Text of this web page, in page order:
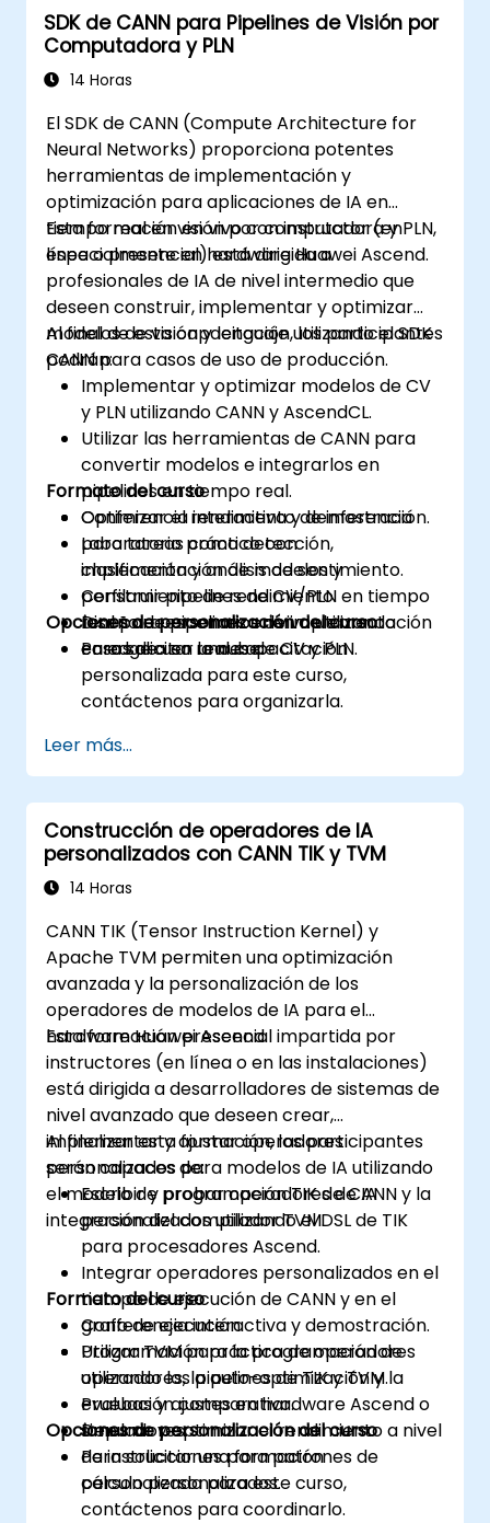
SDK de CANN para Pipelines de Visión por
Computadora y PLN
14 Horas
El SDK de CANN (Compute Architecture for
Neural Networks) proporciona potentes
herramientas de implementación y
optimización para aplicaciones de IA en
tiempo real en visión por computadora y PLN,
especialmente en hardware Huawei Ascend.
Esta formación en vivo con instructor (en
línea o presencial) está dirigida a
profesionales de IA de nivel intermedio que
deseen construir, implementar y optimizar
modelos de visión y lenguaje utilizando el SDK
CANN para casos de uso de producción.
Al final de esta capacitación, los participantes
podrán:
Implementar y optimizar modelos de CV
y PLN utilizando CANN y AscendCL.
Utilizar las herramientas de CANN para
convertir modelos e integrarlos en
pipelines en tiempo real.
Optimizar el rendimiento de inferencia
para tareas como detección,
clasificación y análisis de sentimiento.
Construir pipelines de CV/PLN en tiempo
real para escenarios de implementación
en edge o en la nube.
Formato del curso
Conferencia interactiva y demostración.
Laboratorio práctico con
implementación de modelos y
perfilamiento de rendimiento.
Diseño de pipelines en vivo utilizando
casos de uso reales de CV y PLN.
Opciones de personalización del curso
Para solicitar una capacitación
personalizada para este curso,
contáctenos para organizarla.
Leer más...
Construcción de operadores de IA
personalizados con CANN TIK y TVM
14 Horas
CANN TIK (Tensor Instruction Kernel) y
Apache TVM permiten una optimización
avanzada y la personalización de los
operadores de modelos de IA para el
hardware Huawei Ascend.
Esta formación presencial impartida por
instructores (en línea o en las instalaciones)
está dirigida a desarrolladores de sistemas de
nivel avanzado que deseen crear,
implementar y ajustar operadores
personalizados para modelos de IA utilizando
el modelo de programación TIK de CANN y la
integración del compilador TVM.
Al finalizar esta formación, los participantes
serán capaces de:
Escribir y probar operadores de IA
personalizados utilizando el DSL de TIK
para procesadores Ascend.
Integrar operadores personalizados en el
tiempo de ejecución de CANN y en el
grafo de ejecución.
Utilizar TVM para la programación de
operadores, la auto-optimización y la
evaluación comparativa.
Depurar y optimizar el rendimiento a nivel
de instrucciones para patrones de
cálculo personalizados.
Formato del curso
Conferencia interactiva y demostración.
Programación práctica de operadores
utilizando los pipelines de TIK y TVM.
Pruebas y ajustes en hardware Ascend o
simuladores.
Opciones de personalización del curso
Para solicitar una formación
personalizada para este curso,
contáctenos para coordinarlo.